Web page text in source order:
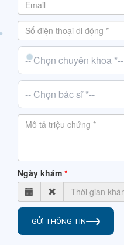
-- Chọn chuyên khoa *--
-- Chọn bác sĩ *--
Ngày khám
GỬI THÔNG TIN